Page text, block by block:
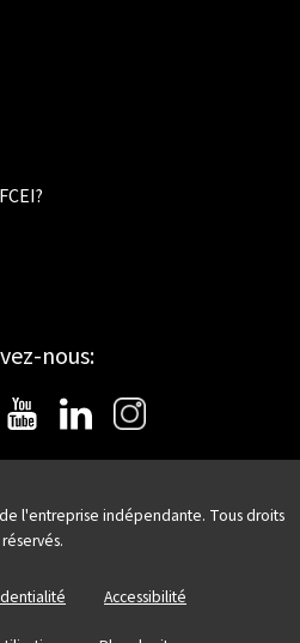
nous:
l'entreprise indépendante. Tous droits
réservés.
Accessibilité